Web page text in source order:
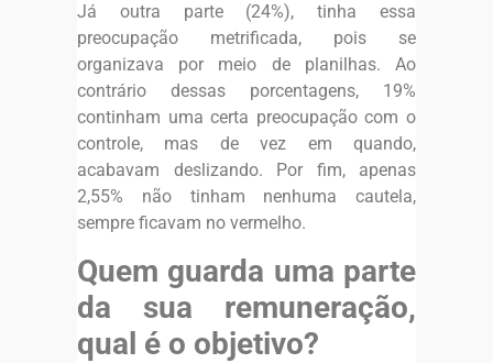
Já outra parte (24%), tinha essa
preocupação metrificada, pois se
organizava por meio de planilhas. Ao
contrário dessas porcentagens, 19%
continham uma certa preocupação com o
controle, mas de vez em quando,
acabavam deslizando. Por fim, apenas
2,55% não tinham nenhuma cautela,
sempre ficavam no vermelho.
Quem guarda uma parte
da sua remuneração,
qual é o objetivo?